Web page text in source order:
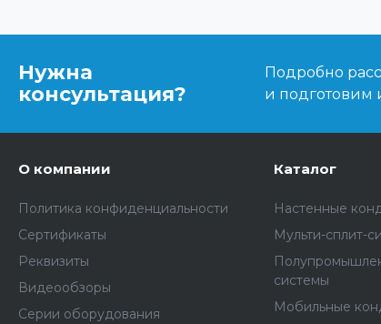
Нужна
консультация?
Подробно
и подготовим
О компании
Политика конфиденциальности
Сертификаты
Реквизиты
Видеообзоры
Серии оборудования
Каталог
Настенные
Мульти-сплит-
системы
Мобильные